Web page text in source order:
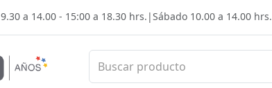
9.30 a 14.00 - 15:00 a 18.30 hrs. |Sábado 10.00 a 14.00 hrs.